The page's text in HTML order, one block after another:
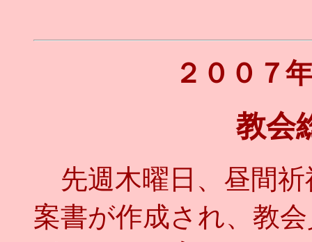
２００
教会
先週木曜日、昼間祈
案書が作成され、教